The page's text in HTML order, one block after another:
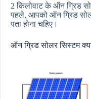
2 किलोवाट के ऑन ग्रिड
पहले, आपको ऑन ग्रिड
पता होना चहिए।
ऑन ग्रिड सोलर सिस्टम